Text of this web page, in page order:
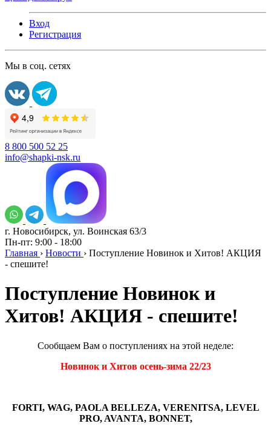
Вход
Регистрация
Мы в соц. сетях
8 800 500 52 25
info@shapki-nsk.ru
г. Новосибирск, ул. Воинская 63/3
Пн-пт: 9:00 - 18:00
Главная › Новости › Поступление Новинок и Хитов! АКЦИЯ
- спешите!
Поступление Новинок и
Хитов! АКЦИЯ - спешите!
Сообщаем Вам о поступлениях на этой неделе:
Новинок и Хитов осень-зима 22/23
FORTI, WAG, PAOLA BELLEZA, VERENITSA, LEVEL
PRO, AVANTA, BONNET,